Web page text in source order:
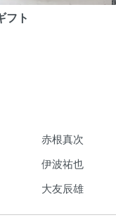
フト
赤根真次
伊波祐也
大友辰雄